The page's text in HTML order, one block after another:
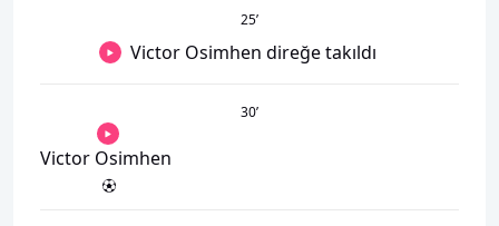
25’
Victor Osimhen direğe takıldı
30’
Victor Osimhen